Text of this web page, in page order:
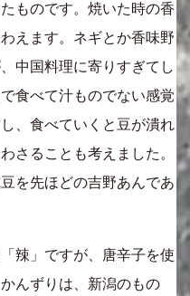
ものです。焼いた時の香
えます。ネギとか香味野
中国料理に寄りすぎてし
食べて汁ものでない感覚
、食べていくと豆が潰れ
さることも考えました。
を先ほどの吉野あんであ
辣」ですが、唐辛子を使
んずりは、新潟のもの